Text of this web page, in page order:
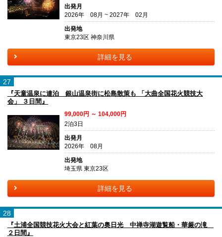
出発月
2026年 08月 ~ 2027年 02月
出発地
東京23区 神奈川県
詳細を見る
27
『天童温泉に連泊 銀山温泉街に松島散策も 「大曲全国花火競技大
会」 ３日間』
99,000円 ～ 104,000円
2泊3日
出発月
2026年 08月
出発地
埼玉県 東京23区
詳細を見る
28
『土浦全国競技花火大会と紅葉の奥日光 中禅寺湖遊覧船・華厳の滝
２日間』